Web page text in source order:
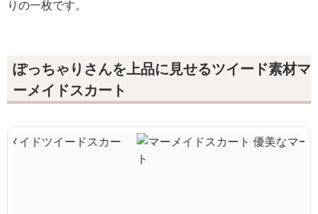
りの一枚です。
ぽっちゃりさんを上品に見せるツイード素材マ
ーメイドスカート